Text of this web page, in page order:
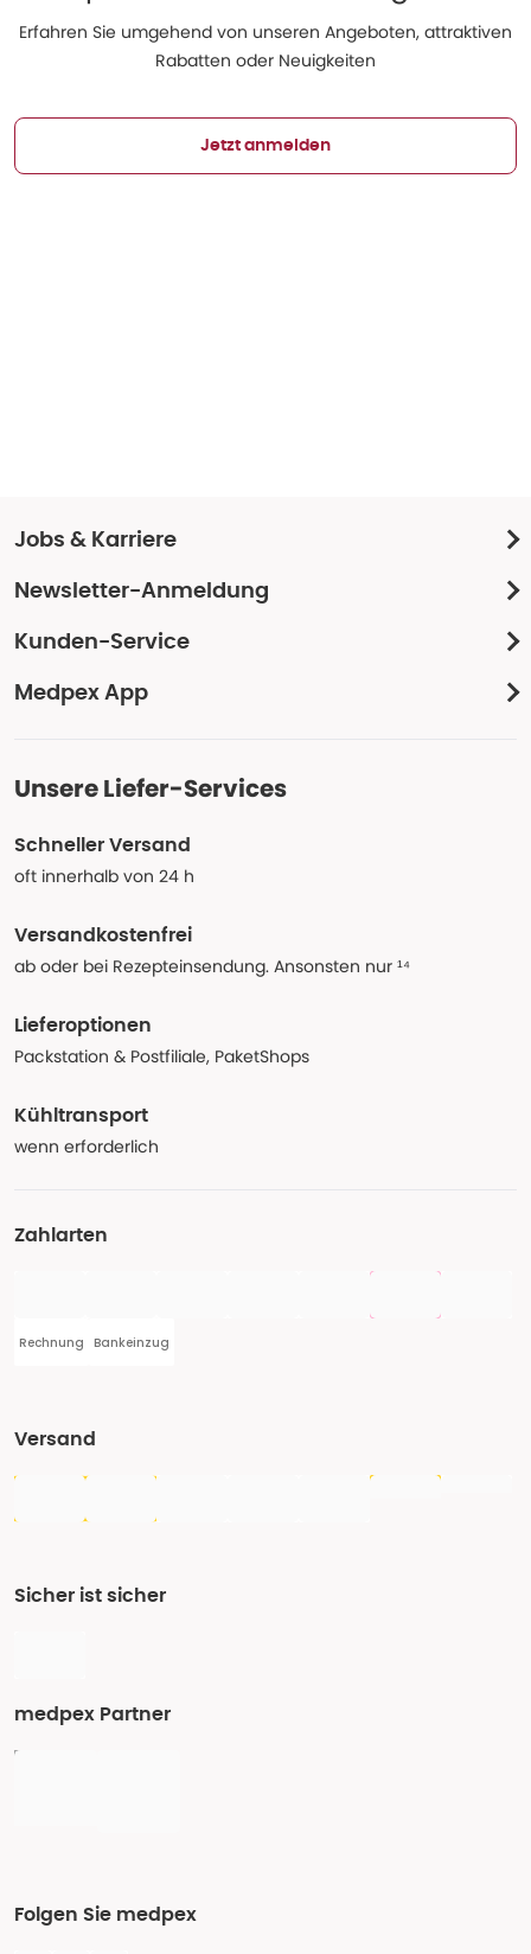
Erfahren Sie umgehend von unseren Angeboten, attraktiven
Rabatten oder Neuigkeiten
Jetzt anmelden
Jobs & Karriere
Newsletter-Anmeldung
Kunden-Service
Medpex App
Unsere Liefer-Services
Schneller Versand
oft innerhalb von 24 h
Versandkostenfrei
ab oder bei Rezepteinsendung. Ansonsten nur ¹⁴
Lieferoptionen
Packstation & Postfiliale, PaketShops
Kühltransport
wenn erforderlich
Zahlarten
Rechnung Bankeinzug
Versand
Sicher ist sicher
medpex Partner
Folgen Sie medpex